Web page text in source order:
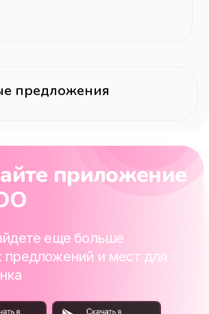
предложения
приложение
еще больше
предложений и мест для